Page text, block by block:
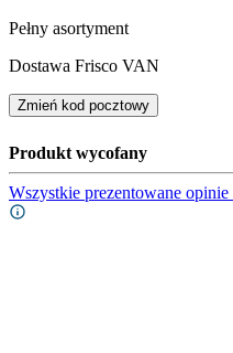
Pełny asortyment
Dostawa Frisco VAN
Zmień kod pocztowy
Produkt wycofany
Wszystkie prezentowane